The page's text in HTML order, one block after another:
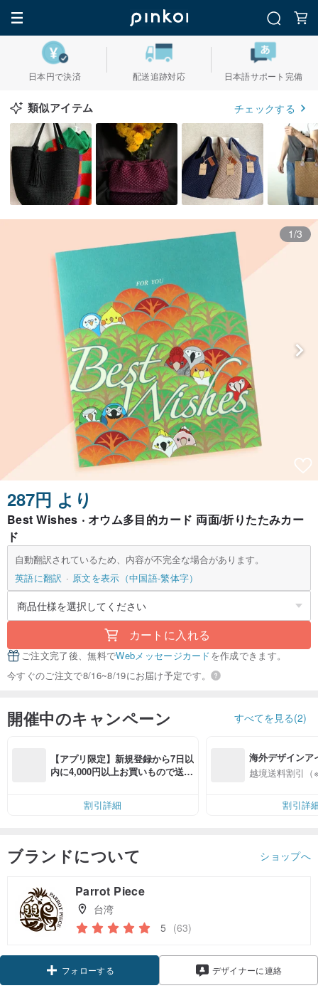
日本円で決済 配送追跡対応 日本語サポート完備
類似アイテム チェックする
1/3
287円 より
Best Wishes ‧ オウム多目的カード 両面/折りたたみカー
ド
自動翻訳されているため、内容が不完全な場合があります。
英語に翻訳
原文を表示（中国語-繁体字）
カートに入れる
ご注文完了後、無料でWebメッセージカードを作成できます。
今すぐのご注文で8/16~8/19にお届け予定です。
開催中のキャンペーン すべてを見る(2)
【アプリ限定】新規登録から7日以
内に4,000円以上お買いもので送料
割引詳細
海外デザインア
入
越境送料割引（
割引詳
ブランドについて ショップへ
Parrot Piece
台湾
5 (63)
フォローする デザイナーに連絡